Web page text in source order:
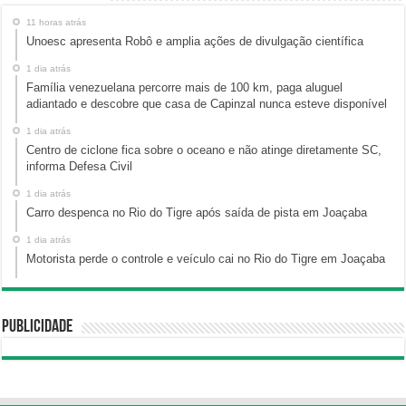
11 horas atrás
Unoesc apresenta Robô e amplia ações de divulgação científica
1 dia atrás
Família venezuelana percorre mais de 100 km, paga aluguel
adiantado e descobre que casa de Capinzal nunca esteve disponível
1 dia atrás
Centro de ciclone fica sobre o oceano e não atinge diretamente SC,
informa Defesa Civil
1 dia atrás
Carro despenca no Rio do Tigre após saída de pista em Joaçaba
1 dia atrás
Motorista perde o controle e veículo cai no Rio do Tigre em Joaçaba
Publicidade